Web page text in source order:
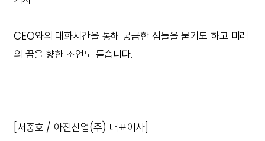
CEO와의 대화시간을 통해 궁금한 점들을 묻기도 하고 미래
의 꿈을 향한 조언도 듣습니다.
[서중호 / 아진산업(주) 대표이사]